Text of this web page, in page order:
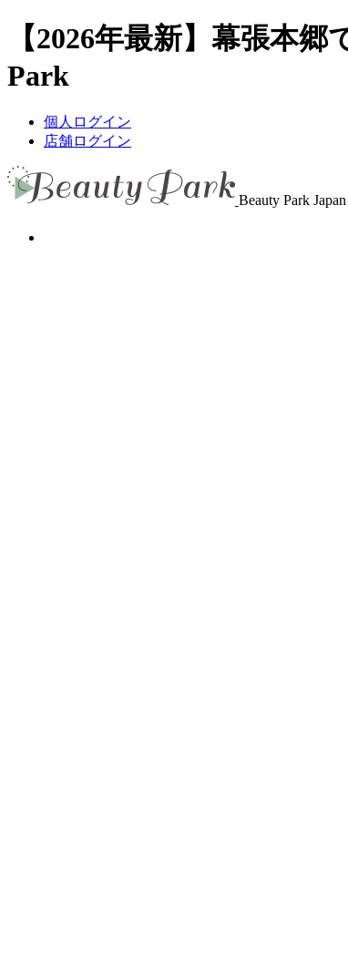
【2026年最新】幕張本
Park
個人ログイン
店舗ログイン
Beauty Park Japan